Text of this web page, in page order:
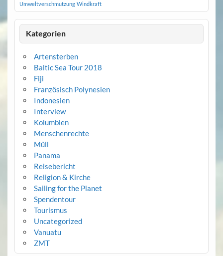
Umweltverschmutzung Windkraft
Kategorien
Artensterben
Baltic Sea Tour 2018
Fiji
Französisch Polynesien
Indonesien
Interview
Kolumbien
Menschenrechte
Müll
Panama
Reisebericht
Religion & Kirche
Sailing for the Planet
Spendentour
Tourismus
Uncategorized
Vanuatu
ZMT